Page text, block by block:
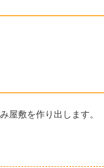
屋敷を作り出します。